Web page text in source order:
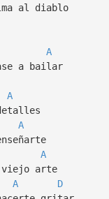
al diablo
A
a bailar
A
A
A
viejo arte
A
D